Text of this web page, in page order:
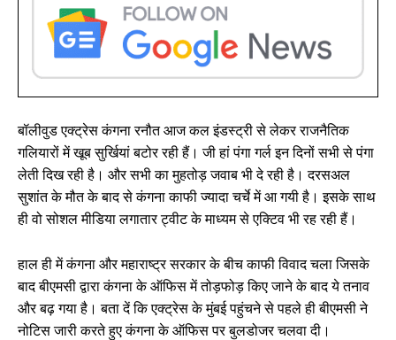
बॉलीवुड एक्ट्रेस कंगना रनौत आज कल इंडस्ट्री से लेकर राजनैतिक
गलियारों में खूब सुर्खियां बटोर रही हैं। जी हां पंगा गर्ल इन दिनों सभी से पंगा
लेती दिख रही है। और सभी का मुहतोड़ जवाब भी दे रही है। दरसअल
सुशांत के मौत के बाद से कंगना काफी ज्यादा चर्चे में आ गयी है। इसके साथ
ही वो सोशल मीडिया लगातार ट्वीट के माध्यम से एक्टिव भी रह रही हैं।
हाल ही में कंगना और महाराष्ट्र सरकार के बीच काफी विवाद चला जिसके
बाद बीएमसी द्वारा कंगना के ऑफिस में तोड़फोड़ किए जाने के बाद ये तनाव
और बढ़ गया है। बता दें कि एक्ट्रेस के मुंबई पहुंचने से पहले ही बीएमसी ने
नोटिस जारी करते हुए कंगना के ऑफिस पर बुलडोजर चलवा दी।